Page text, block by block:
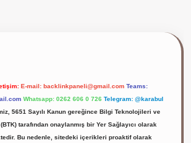
E-mail: backlinkpaneli@gmail.com Teams:
Whatsapp: 0262 606 0 726 Telegram: @karabul
5651 Sayılı Kanun gereğince Bilgi Teknolojileri ve
tarafından onaylanmış bir Yer Sağlayıcı olarak
Bu nedenle, sitedeki içerikleri proaktif olarak